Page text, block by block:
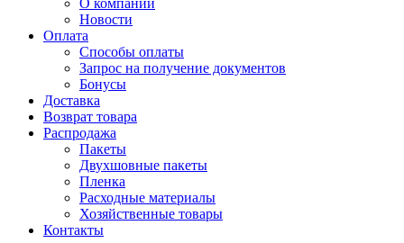
О компании
Новости
Оплата
Способы оплаты
Запрос на получение документов
Бонусы
Доставка
Возврат товара
Распродажа
Пакеты
Двухшовные пакеты
Пленка
Расходные материалы
Хозяйственные товары
Контакты